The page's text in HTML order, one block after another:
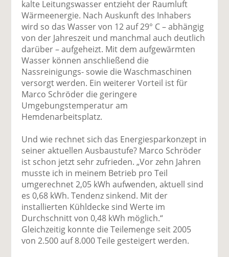
kalte Leitungswasser entzieht der Raumluft
Wärmeenergie. Nach Auskunft des Inhabers
wird so das Wasser von 12 auf 29° C – abhängig
von der Jahreszeit und manchmal auch deutlich
darüber – aufgeheizt. Mit dem aufgewärmten
Wasser können anschließend die
Nassreinigungs- sowie die Waschmaschinen
versorgt werden. Ein weiterer Vorteil ist für
Marco Schröder die geringere
Umgebungstemperatur am
Hemdenarbeitsplatz.
Und wie rechnet sich das Energiesparkonzept in
seiner aktuellen Ausbaustufe? Marco Schröder
ist schon jetzt sehr zufrieden. „Vor zehn Jahren
musste ich in meinem Betrieb pro Teil
umgerechnet 2,05 kWh aufwenden, aktuell sind
es 0,68 kWh. Tendenz sinkend. Mit der
installierten Kühldecke sind Werte im
Durchschnitt von 0,48 kWh möglich.“
Gleichzeitig konnte die Teilemenge seit 2005
von 2.500 auf 8.000 Teile gesteigert werden.